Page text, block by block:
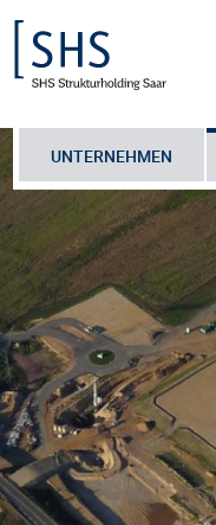
UNTERNEHMEN